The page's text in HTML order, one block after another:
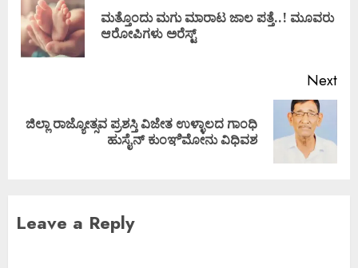
ಮತ್ತೊಂದು ಮಗು ಮಾರಾಟ ಜಾಲ ಪತ್ತೆ..! ಮೂವರು
ಆರೋಪಿಗಳು ಅರೆಸ್ಟ್
Next
ಜಿಲ್ಲಾ ರಾಜ್ಯೋತ್ಸವ ಪ್ರಶಸ್ತಿ ವಿಜೇತ ಉಳ್ಳಾಲದ ಗಾಂಧಿ
ಹುಸೈನ್ ಕುಂಞಿಮೋನು ವಿಧಿವಶ
Leave a Reply